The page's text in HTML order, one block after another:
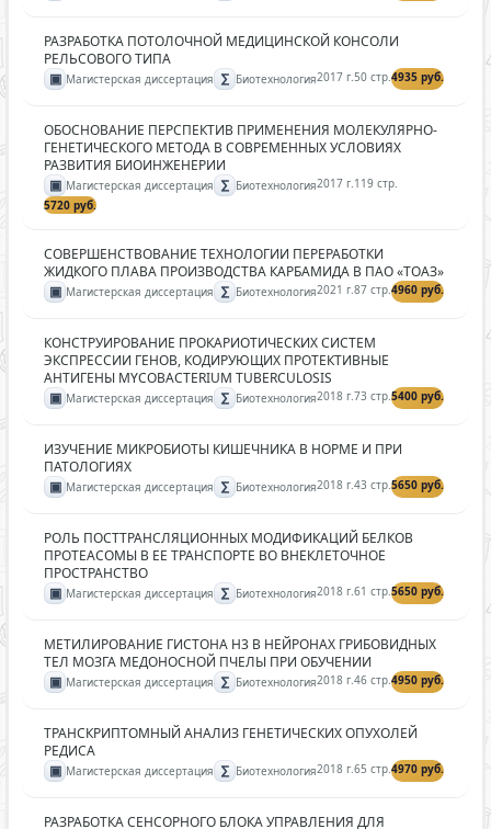
РАЗРАБОТКА ПОТОЛОЧНОЙ МЕДИЦИНСКОЙ КОНСОЛИ
РЕЛЬСОВОГО ТИПА
▣ Магистерская диссертация ∑ Биотехнология2017 г.50 стр.4935 руб.
ОБОСНОВАНИЕ ПЕРСПЕКТИВ ПРИМЕНЕНИЯ МОЛЕКУЛЯРНО-
ГЕНЕТИЧЕСКОГО МЕТОДА В СОВРЕМЕННЫХ УСЛОВИЯХ
РАЗВИТИЯ БИОИНЖЕНЕРИИ
▣ Магистерская диссертация ∑ Биотехнология2017 г.119 стр.
5720 руб.
СОВЕРШЕНСТВОВАНИЕ ТЕХНОЛОГИИ ПЕРЕРАБОТКИ
ЖИДКОГО ПЛАВА ПРОИЗВОДСТВА КАРБАМИДА В ПАО «ТОАЗ»
▣ Магистерская диссертация ∑ Биотехнология2021 г.87 стр.4960 руб.
КОНСТРУИРОВАНИЕ ПРОКАРИОТИЧЕСКИХ СИСТЕМ
ЭКСПРЕССИИ ГЕНОВ, КОДИРУЮЩИХ ПРОТЕКТИВНЫЕ
АНТИГЕНЫ MYCOBACTERIUM TUBERCULOSIS
▣ Магистерская диссертация ∑ Биотехнология2018 г.73 стр.5400 руб.
ИЗУЧЕНИЕ МИКРОБИОТЫ КИШЕЧНИКА В НОРМЕ И ПРИ
ПАТОЛОГИЯХ
▣ Магистерская диссертация ∑ Биотехнология2018 г.43 стр.5650 руб.
РОЛЬ ПОСТТРАНСЛЯЦИОННЫХ МОДИФИКАЦИЙ БЕЛКОВ
ПРОТЕАСОМЫ В ЕЕ ТРАНСПОРТЕ ВО ВНЕКЛЕТОЧНОЕ
ПРОСТРАНСТВО
▣ Магистерская диссертация ∑ Биотехнология2018 г.61 стр.5650 руб.
МЕТИЛИРОВАНИЕ ГИСТОНА Н3 В НЕЙРОНАХ ГРИБОВИДНЫХ
ТЕЛ МОЗГА МЕДОНОСНОЙ ПЧЕЛЫ ПРИ ОБУЧЕНИИ
▣ Магистерская диссертация ∑ Биотехнология2018 г.46 стр.4950 руб.
ТРАНСКРИПТОМНЫЙ АНАЛИЗ ГЕНЕТИЧЕСКИХ ОПУХОЛЕЙ
РЕДИСА
▣ Магистерская диссертация ∑ Биотехнология2018 г.65 стр.4970 руб.
РАЗРАБОТКА СЕНСОРНОГО БЛОКА УПРАВЛЕНИЯ ДЛЯ